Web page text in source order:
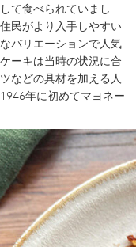
て食べられていまし
民がより入手しやすい
バリエーションで人気
ーキは当時の状況に合
などの具材を加える人
年に初めてマヨネー